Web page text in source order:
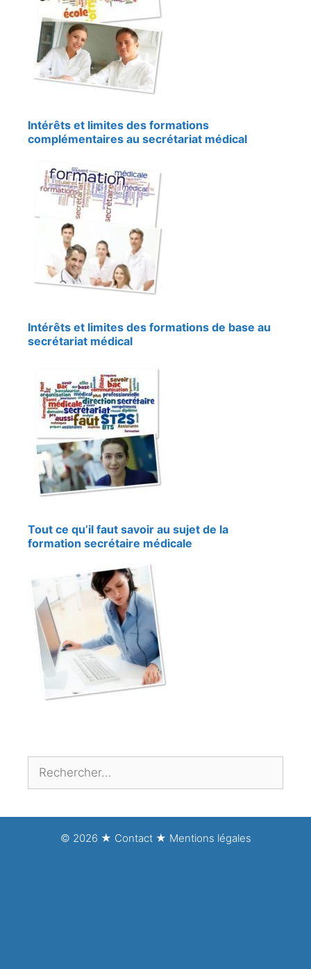
Intérêts et limites des formations
complémentaires au secrétariat médical
Intérêts et limites des formations de base au
secrétariat médical
Tout ce qu’il faut savoir au sujet de la
formation secrétaire médicale
© 2026 ★ Contact★ Mentions légales